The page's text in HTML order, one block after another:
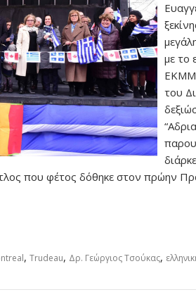
με το
ΕΚΜΜ
του
που φέτος δόθηκε στον πρώην
, Trudeau, Δρ. Γεώργιος Τσούκας,